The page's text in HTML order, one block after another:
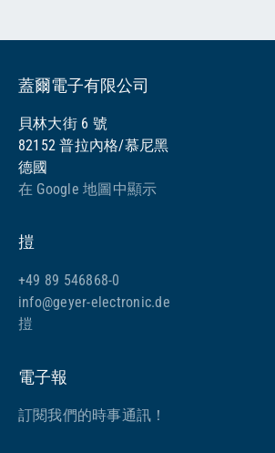
蓋爾電子有限公司
貝林大街 6 號
82152 普拉內格/慕尼黑
德國
在 Google 地圖中顯示
㨟
+49 89 546868-0
info@geyer-electronic.de
㨟
電子報
訂閱我們的時事通訊！